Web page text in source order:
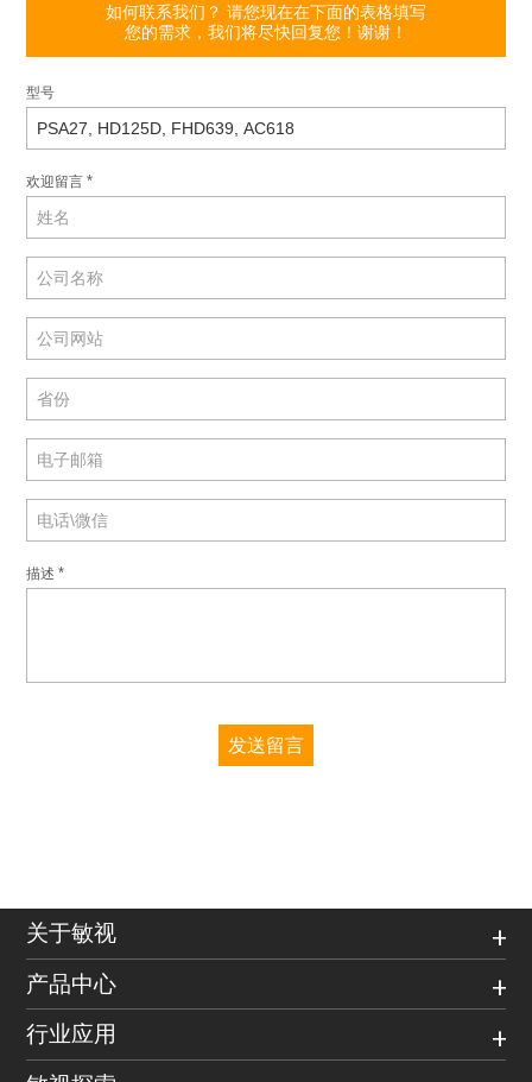
如何联系我们？ 请您现在在下面的表格填写
您的需求，我们将尽快回复您！谢谢！
型号
欢迎留言*
描述*
发送留言
关于敏视
产品中心
行业应用